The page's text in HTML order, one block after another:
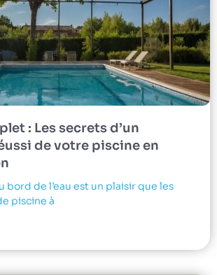
: Les secrets d’un
de votre piscine en
bord de l’eau est un plaisir que les
piscine à